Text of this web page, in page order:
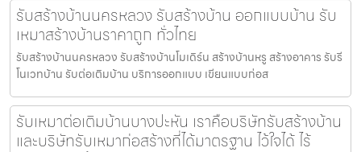
รับสร้างบ้านนครหลวง รับสร้างบ้าน ออกแบบบ้าน รับ
เหมาสร้างบ้านราคาถูก ทั่วไทย
รับสร้างบ้านนครหลวง รับสร้างบ้านโมเดิร์น สร้างบ้านหรู สร้างอาคาร รับรี
โนเวทบ้าน รับต่อเติมบ้าน บริการออกแบบ เขียนแบบก่อส
รับเหมาต่อเติมบ้านบางปะหัน เราคือบริษัทรับสร้างบ้าน
และบริษัทรับเหมาก่อสร้างที่ได้มาตรฐาน ไว้ใจได้ ไร้